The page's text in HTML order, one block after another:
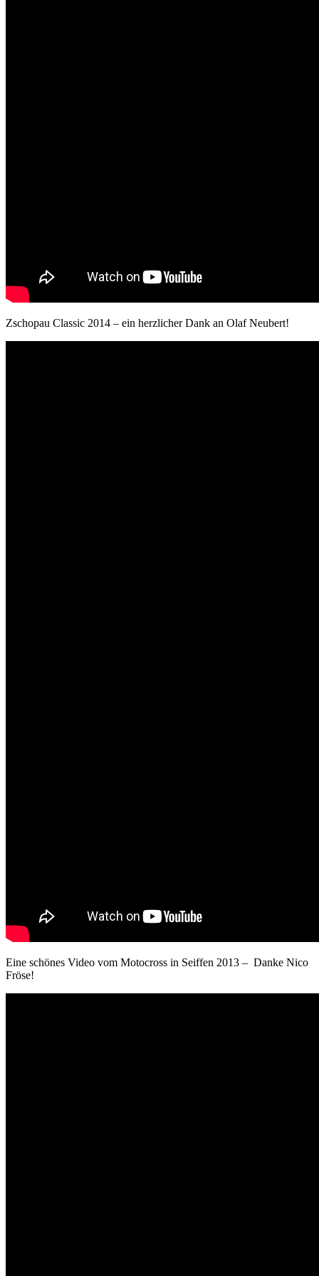
Zschopau Classic 2014 – ein herzlicher Dank an Olaf Neubert!
Eine schönes Video vom Motocross in Seiffen 2013 – Danke Nico
Fröse!